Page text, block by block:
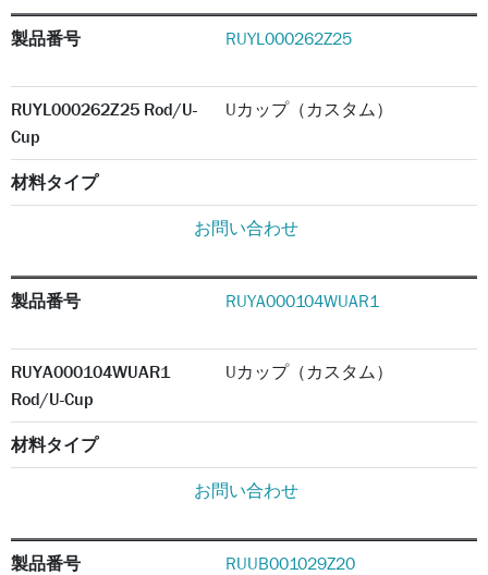
製品番号 RUYL000262Z25
RUYL000262Z25 Rod/U-
Cup
Uカップ（カスタム）
材料タイプ
お問い合わせ
製品番号 RUYA000104WUAR1
RUYA000104WUAR1
Rod/U-Cup
Uカップ（カスタム）
材料タイプ
お問い合わせ
製品番号 RUUB001029Z20